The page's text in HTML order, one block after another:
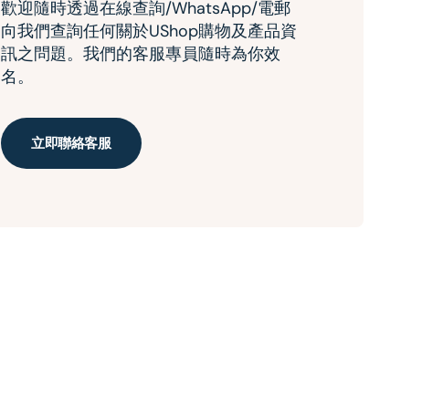
歡迎隨時透過在線查詢/WhatsApp/電郵
向我們查詢任何關於UShop購物及產品資
訊之問題。我們的客服專員隨時為你效
名。
立即聯絡客服